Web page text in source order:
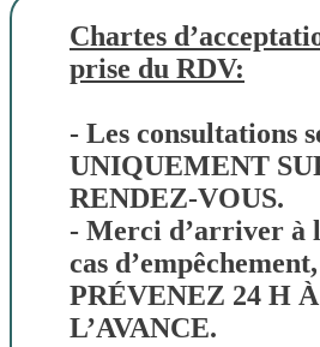
Chartes
prise du RDV:
- Les consultations
UNIQUEMENT
RENDEZ-VOUS.
- Merci d’arriver à
cas d’empêchement,
PRÉVENEZ 24 H À
L’AVANCE.